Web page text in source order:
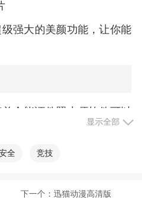
强大的美颜功能，让你能
单全能证件照大师软件可以
里能够很好的拍出高颜值
显示全部
全 竞技
下一个： 迅猫动漫高清版